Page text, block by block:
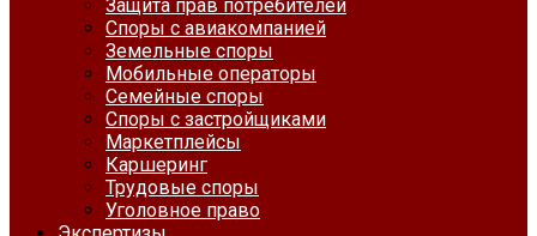
Защита прав потребителей
Споры с авиакомпанией
Земельные споры
Мобильные операторы
Семейные споры
Споры с застройщиками
Маркетплейсы
Каршеринг
Трудовые споры
Уголовное право